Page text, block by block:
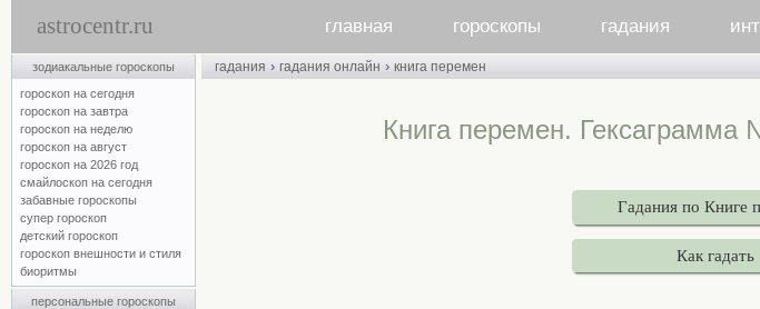
astrocentr.ru главная гороскопы гадания
зодиакальные гороскопы
гороскоп на сегодня
гороскоп на завтра
гороскоп на неделю
гороскоп на август
гороскоп на 2026 год
смайлоскоп на сегодня
забавные гороскопы
супер гороскоп
детский гороскоп
гороскоп внешности и стиля
биоритмы
персональные гороскопы
гадания › гадания онлайн › книга перемен
Книга перемен.
Гадания по Книге
Как гадать